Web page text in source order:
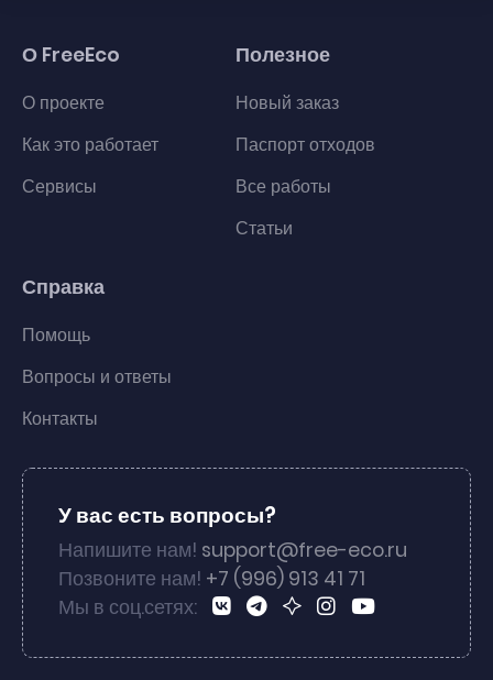
О FreeEco
О проекте
Как это работает
Сервисы
Полезное
Новый заказ
Паспорт отходов
Все работы
Статьи
Справка
Помощь
Вопросы и ответы
Контакты
У вас есть вопросы?
Напишите нам! support@free-eco.ru
Позвоните нам! +7 (996) 913 41 71
Мы в соц.сетях: